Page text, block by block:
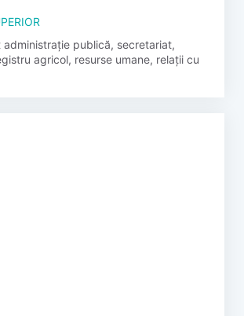
administrație publică, secretariat,
agricol, resurse umane, relații cu